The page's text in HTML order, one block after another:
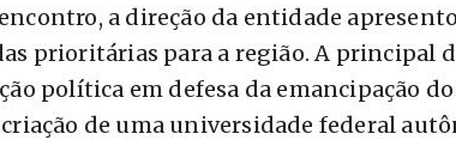
a direção da entidade
prioritárias para a região. A principal
política em defesa da emancipação
de uma universidade federal